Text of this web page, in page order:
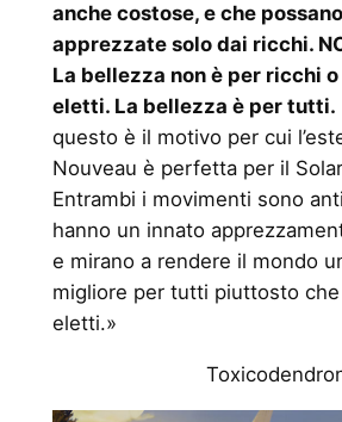
anche costose, e che
apprezzate solo dai ricchi.
La bellezza non è per ricchi
eletti. La bellezza è per tutti.
questo è il motivo per cui
Nouveau è perfetta per il
Entrambi i movimenti sono
hanno un innato
e mirano a rendere il mondo
migliore per tutti piuttosto
eletti.»